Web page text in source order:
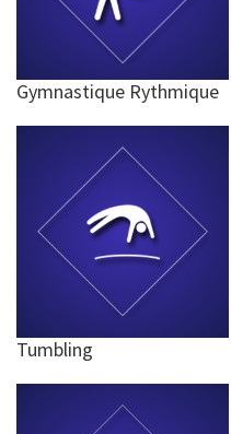
Gymnastique Rythmique
Tumbling